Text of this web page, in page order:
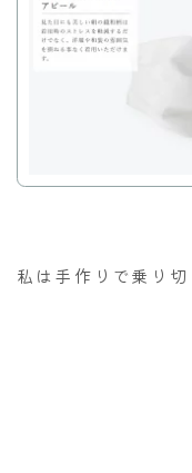
私は手作りで乗り